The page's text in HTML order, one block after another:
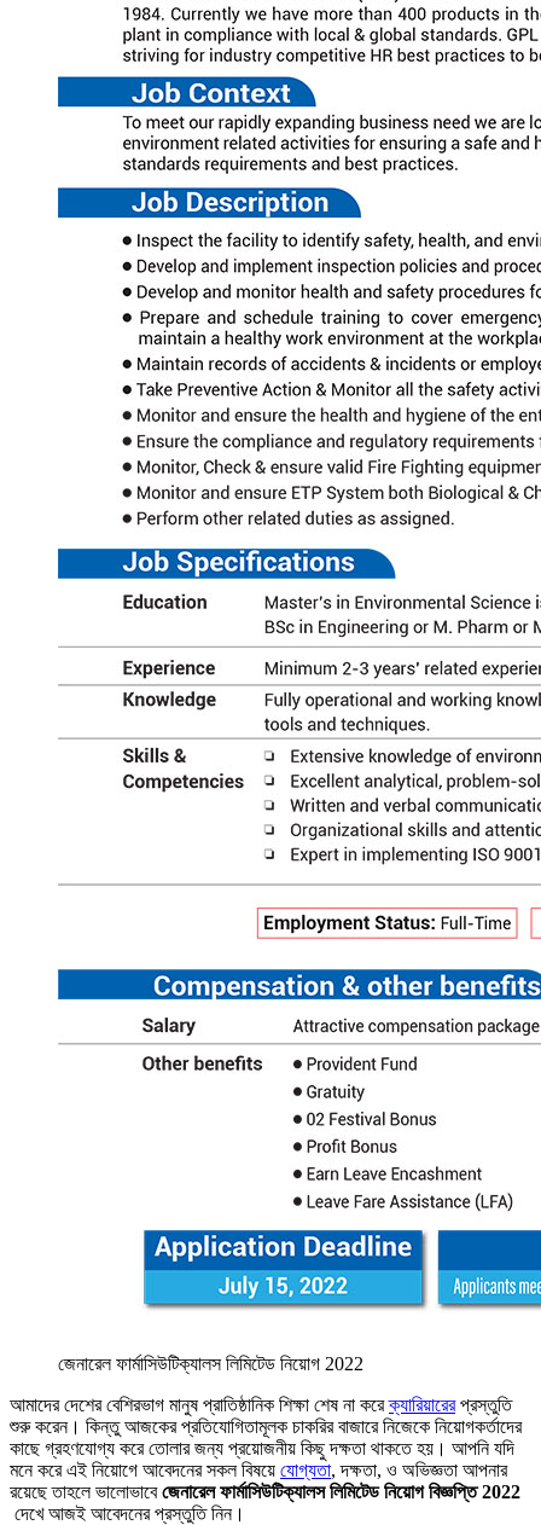
জেনারেল ফার্মাসিউটিক্যালস লিমিটেড নিয়োগ 2022
আমাদের দেশের বেশিরভাগ মানুষ প্রাতিষ্ঠানিক শিক্ষা শেষ না করেক্যারিয়ারেরপ্রস্তুতি
শুরু করেন। কিন্তু আজকের প্রতিযোগিতামূলক চাকরির বাজারে নিজেকে নিয়োগকর্তাদের
কাছে গ্রহণযোগ্য করে তোলার জন্য প্রয়োজনীয় কিছু দক্ষতা থাকতে হয়। আপনি যদি
মনে করে এই নিয়োগে আবেদনের সকল বিষয়ে যোগ্যতা, দক্ষতা, ও অভিজ্ঞতা আপনার
রয়েছে তাহলে ভালোভাবেজেনারেল ফার্মাসিউটিক্যালস লিমিটেড নিয়োগ বিজ্ঞপ্তি 2022
দেখে আজই আবেদনের প্রস্তুতি নিন।